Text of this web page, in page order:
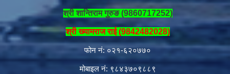
श्री शान्तिराम गुरुङ (9860717252)
श्री ख्यामराज राई (9842482028)
फोन नं: ०२१-६२०७७०
मोबाइल नं: ९८४३७०९८८९